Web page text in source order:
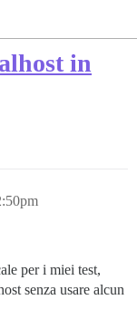
in
per i miei test,
senza usare alcun